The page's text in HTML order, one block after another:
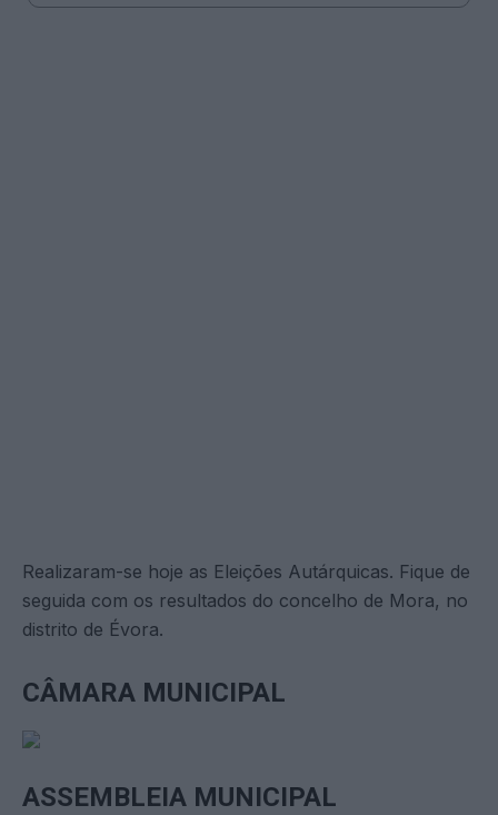
Realizaram-se hoje as Eleições Autárquicas. Fique de
seguida com os resultados do concelho de Mora, no
distrito de Évora.
CÂMARA MUNICIPAL
ASSEMBLEIA MUNICIPAL